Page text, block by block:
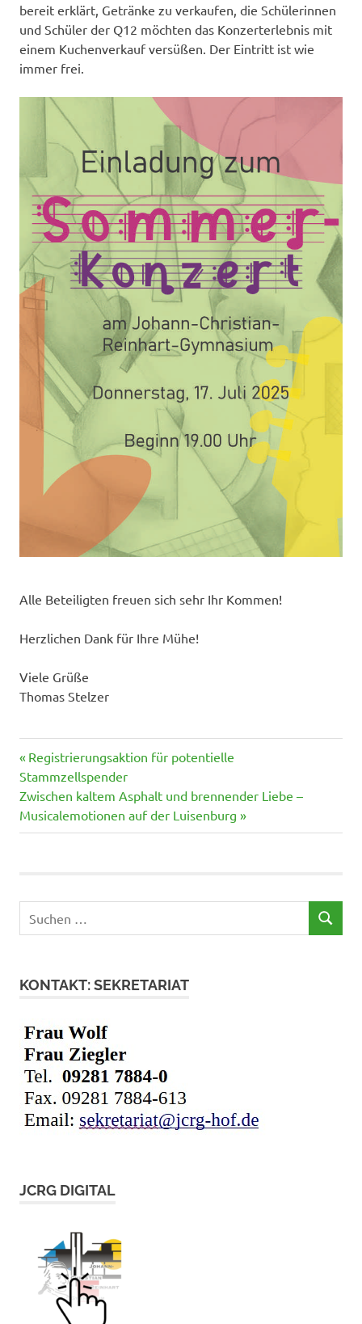
bereit erklärt, Getränke zu verkaufen, die Schülerinnen
und Schüler der Q12 möchten das Konzerterlebnis mit
einem Kuchenverkauf versüßen. Der Eintritt ist wie
immer frei.
Alle Beteiligten freuen sich sehr Ihr Kommen!
Herzlichen Dank für Ihre Mühe!
Viele Grüße
Thomas Stelzer
Beitragsnavigation
Vorheriger
Beitrag:
Registrierungsaktion für potentielle
Stammzellspender
Nächster
Beitrag:
Zwischen kaltem Asphalt und brennender Liebe –
Musicalemotionen auf der Luisenburg
nach:
SUCHEN
KONTAKT: SEKRETARIAT
JCRG DIGITAL